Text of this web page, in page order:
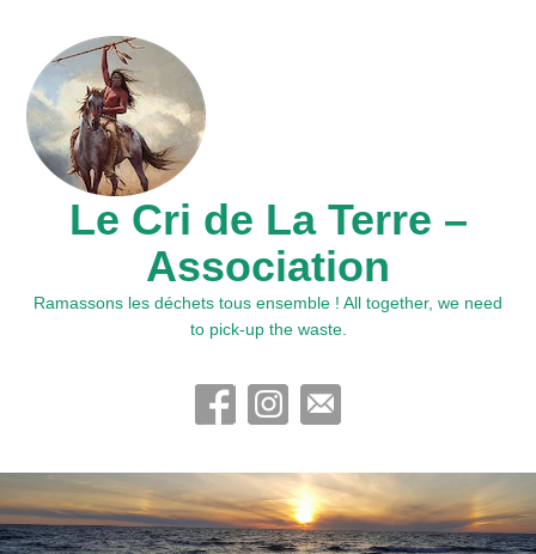
Le Cri de La Terre –
Association
Ramassons les déchets tous ensemble ! All together, we need
to pick-up the waste.